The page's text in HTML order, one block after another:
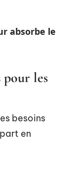
absorbe le
les
besoins
en